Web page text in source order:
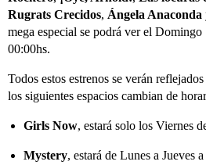
Rugrats Crecidos, Ángela Anaconda
mega especial se podrá ver el
00:00hs.
Todos estos estrenos se verán
los siguientes espacios cambian de
Girls Now, estará solo los Viernes
Mystery, estará de Lunes a Jueves